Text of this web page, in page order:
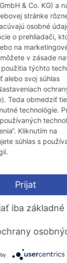
je
a dopĺňa svoje
najmä v
pohonmi.
v automobilovom
ďalšie spracovanie
a montážou.
how prináša
možnosti ďalej sa
KAMAX tak
ponúkaných
stratégiou. Z
napríklad v
KAMAX Group).
& Co. KG) a
stránke
osobné
o prehliadači,
na
v zásade
týchto
alebo svoj súhlas
Teda obmedziť
technológie.
Kliknutím na
súhlas s
Prijat
iba základné